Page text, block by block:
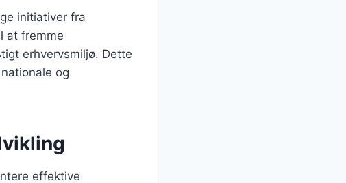
initiativer fra
at fremme
erhvervsmiljø. Dette
og
effektive